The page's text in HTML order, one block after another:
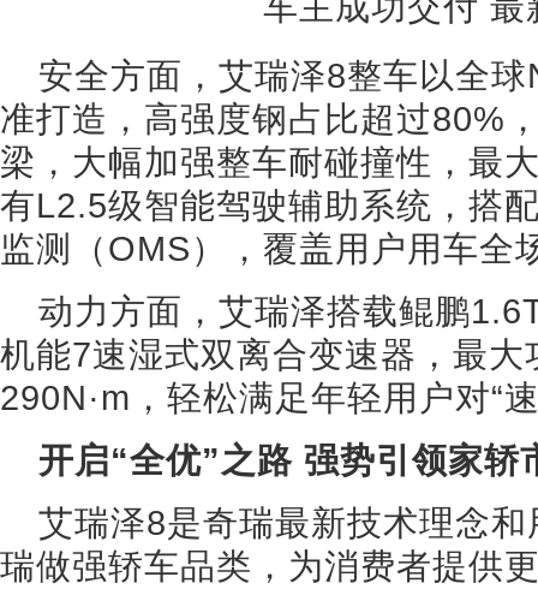
安全方面，艾瑞泽8整车以全
准打造，高强度钢占比超过80%
梁，大幅加强整车耐碰撞性，最
有L2.5级智能驾驶辅助系统，搭
监测（OMS），覆盖用户用车全
动力方面，艾瑞泽搭载鲲鹏
机能7速湿式双离合变速器，最
290N·m，轻松满足年轻用户对“
开启“全优”之路 强势引领家轿
艾瑞泽8是奇瑞最新技术理念
瑞做强轿车品类，为消费者提供